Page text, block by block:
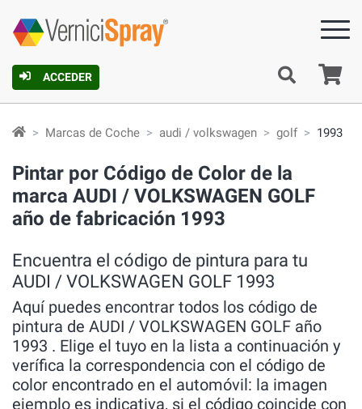
ACCEDER
Marcas de Coche audi / volkswagen golf 1993
Pintar por Código de Color de la
marca AUDI / VOLKSWAGEN GOLF
año de fabricación 1993
Encuentra el código de pintura para tu
AUDI / VOLKSWAGEN GOLF 1993
Aquí puedes encontrar todos los código de
pintura de AUDI / VOLKSWAGEN GOLF año
1993 . Elige el tuyo en la lista a continuación y
verífica la correspondencia con el código de
color encontrado en el automóvil: la imagen
ejemplo es indicativa, si el código coincide con